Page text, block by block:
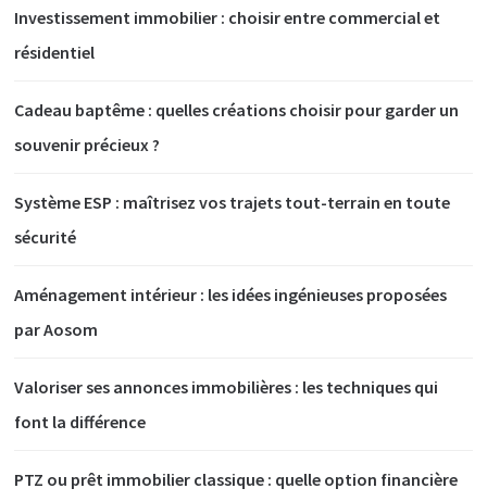
Investissement immobilier : choisir entre commercial et
résidentiel
Cadeau baptême : quelles créations choisir pour garder un
souvenir précieux ?
Système ESP : maîtrisez vos trajets tout-terrain en toute
sécurité
Aménagement intérieur : les idées ingénieuses proposées
par Aosom
Valoriser ses annonces immobilières : les techniques qui
font la différence
PTZ ou prêt immobilier classique : quelle option financière